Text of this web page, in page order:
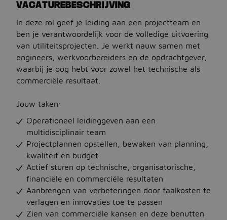
VACATUREBESCHRIJVING
In deze rol geef je leiding aan een projectteam en
ben je verantwoordelijk voor de volledige uitvoering
van utiliteitsprojecten. Je werkt nauw samen met
engineers, werkvoorbereiders en de opdrachtgever,
waarbij je oog hebt voor zowel het technische als
commerciële resultaat.
Jouw taken:
Operationeel leidinggeven aan een
multidisciplinair team
Projectplannen opstellen, bewaken van planning,
kwaliteit en budget
Actief sturen op technische, organisatorische,
financiële en commerciële resultaten
Aanbrengen van verbeteringen door faalkosten te
verlagen en innovaties toe te passen
Zien van commerciële kansen en deze benutten
Jobbird
Kies een andere regio
Jobs Deutschland
Jobs United Kingdom
Help
Jobs at Jobbird.com
Algemene voorwaarden
Vacatures plaatsen